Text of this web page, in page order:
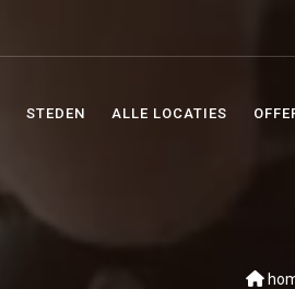
STEDEN ALLE LOCATIES